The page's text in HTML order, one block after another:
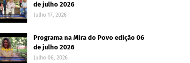
de julho 2026
Julho 17, 2026
Programa na Mira do Povo edição 06
de julho 2026
Julho 06, 2026